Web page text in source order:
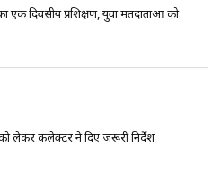
एक दिवसीय प्रशिक्षण, युवा मतदाताओं को
को लेकर कलेक्टर ने दिए जरूरी निर्देश